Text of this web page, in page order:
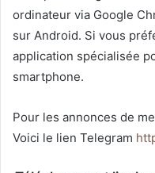
ordinateur via Google
sur Android. Si vous
application spécialisée
smartphone.
Pour les annonces de
Voici le lien Telegram